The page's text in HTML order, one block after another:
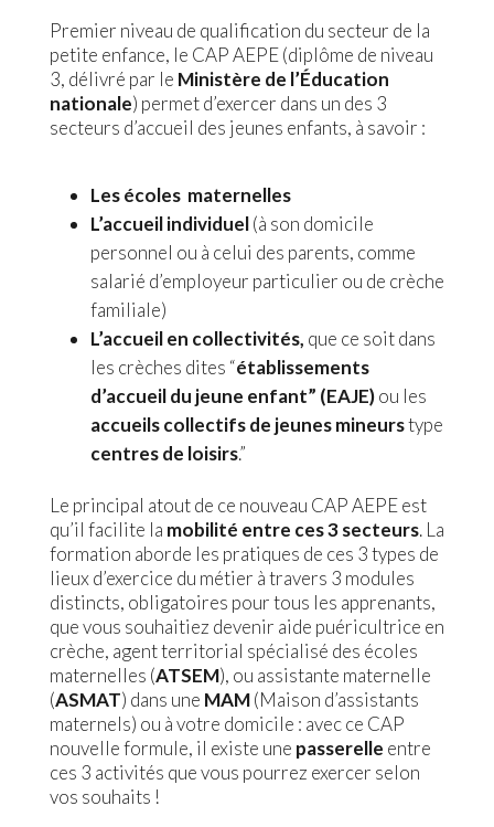
Premier niveau de qualification du secteur de la
petite enfance, le CAP AEPE (diplôme de niveau
3, délivré par le Ministère de l’Éducation
nationale) permet d’exercer dans un des 3
secteurs d’accueil des jeunes enfants, à savoir :
Les écoles maternelles
L’accueil individuel(à son domicile
personnel ou à celui des parents, comme
salarié d’employeur particulier ou de crèche
familiale)
L’accueil en collectivités, que ce soit dans
les crèches dites “établissements
d’accueil du jeune enfant” (EAJE)ou les
accueils collectifs de jeunes mineurstype
centres de loisirs.”
Le principal atout de ce nouveau CAP AEPE est
qu’il facilite la mobilité entre ces 3 secteurs. La
formation aborde les pratiques de ces 3 types de
lieux d’exercice du métier à travers 3 modules
distincts, obligatoires pour tous les apprenants,
que vous souhaitiez devenir aide puéricultrice en
crèche, agent territorial spécialisé des écoles
maternelles (ATSEM), ou assistante maternelle
(ASMAT) dans une MAM(Maison d’assistants
maternels) ou à votre domicile : avec ce CAP
nouvelle formule, il existe une passerelle entre
ces 3 activités que vous pourrez exercer selon
vos souhaits !